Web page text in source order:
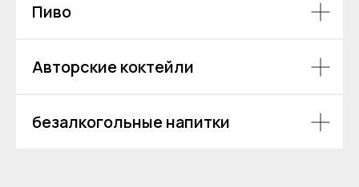
Пиво
Авторские коктейли
безалкогольные напитки